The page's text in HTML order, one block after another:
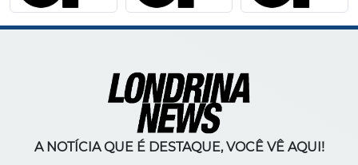
A NOTÍCIA QUE É DESTAQUE, VOCÊ VÊ AQUI!